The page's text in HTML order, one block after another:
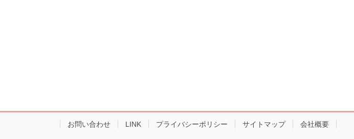
お問い合わせ LINK プライバシーポリシー サイトマップ 会社概要